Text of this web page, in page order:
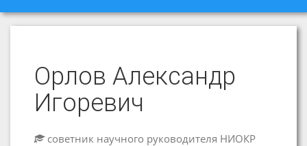
Орлов Александр
Игоревич
советник научного руководителя НИОКР